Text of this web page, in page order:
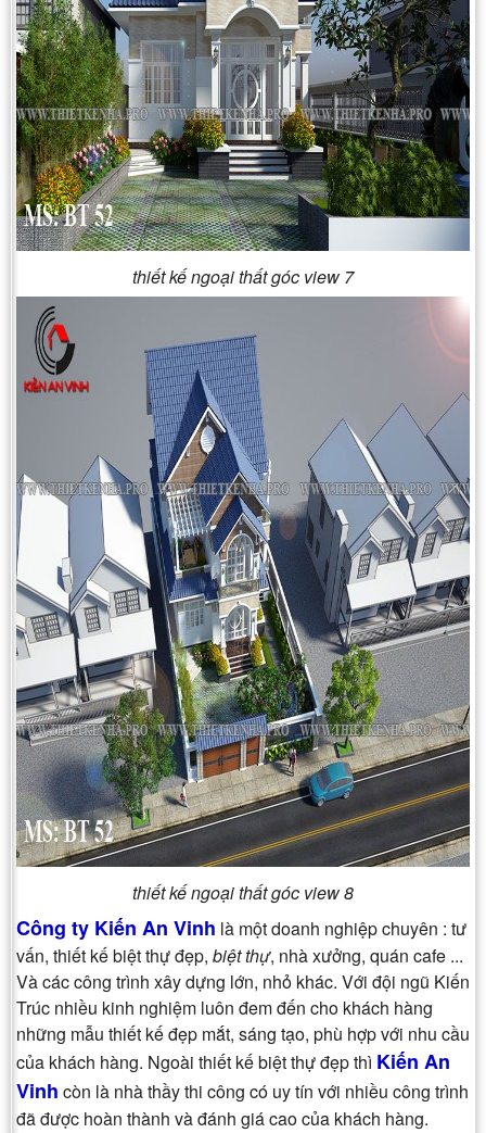
thiết kế ngoại thất góc view 7
thiết kế ngoại thất góc view 8
Công ty Kiến An Vinh là một doanh nghiệp chuyên : tư
vấn, thiết kế biệt thự đẹp, biệt thự, nhà xưởng, quán cafe ...
Và các công trình xây dựng lớn, nhỏ khác. Với đội ngũ Kiến
Trúc nhiều kinh nghiệm luôn đem đến cho khách hàng
những mẫu thiết kế đẹp mắt, sáng tạo, phù hợp với nhu cầu
của khách hàng. Ngoài thiết kế biệt thự đẹp thì Kiến An
Vinh còn là nhà thầy thi công có uy tín với nhiều công trình
đã được hoàn thành và đánh giá cao của khách hàng.